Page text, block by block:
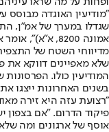
"מודיעין האוגדה מבוסס
שגדלו במערך של אמ"ן,
אמונה 8200,
מדיווחי השטח של
שלא מאפיינים דווקא את
המודיעין כולו.
בשנים האחרונות ייצגו
"רצועת עזה היא זירה
פיקוד הדרום. "אם בצפון
אוסף של ארגונים ומה